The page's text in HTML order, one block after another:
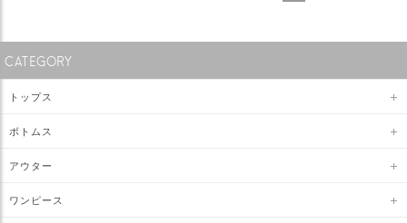
CATEGORY
トップス
ボトムス
アウター
ワンピース